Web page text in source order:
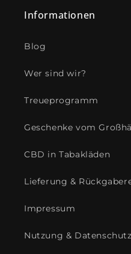
Informationen
Blog
Wer sind wir?
Treueprogramm
Geschenke vom
CBD in Tabakläden
Lieferung &
Impressum
Nutzung & Datenschutz